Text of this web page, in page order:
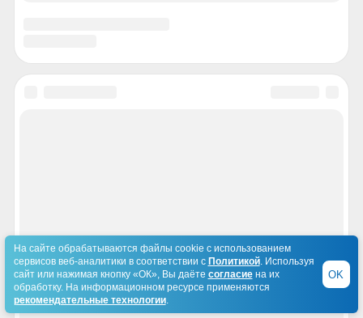
На сайте обрабатываются файлы cookie с использованием
сервисов веб-аналитики в соответствии с Политикой. Используя
сайт или нажимая кнопку «ОК», Вы даёте согласиена их
обработку. На информационном ресурсе применяются
рекомендательные технологии.
OK